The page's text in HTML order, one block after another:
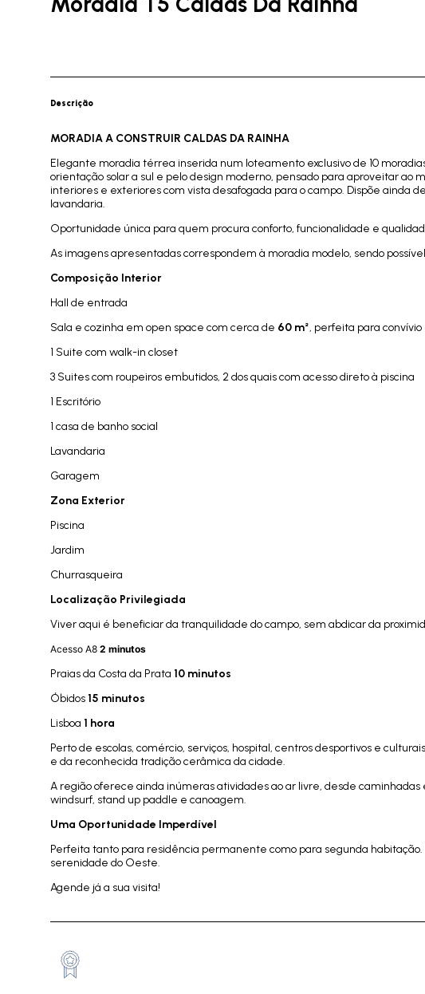
Descrição
MORADIA A CONSTRUIR CALDAS DA RAINHA
Elegante moradia térrea inserida num loteamento exclusivo de 10
orientação solar a sul e pelo design moderno, pensado para aproveitar
interiores e exteriores com vista desafogada para o campo. Dispõe ainda
lavandaria.
Oportunidade única para quem procura conforto, funcionalidade e
As imagens apresentadas correspondem à moradia modelo, sendo
Composição Interior
Hall de entrada
Sala e cozinha em open space com cerca de 60 m², perfeita para
1 Suite com walk-in closet
3 Suites com roupeiros embutidos, 2 dos quais com acesso direto à piscina
1 Escritório
1 casa de banho social
Lavandaria
Garagem
Zona Exterior
Piscina
Jardim
Churrasqueira
Localização Privilegiada
Viver aqui é beneficiar da tranquilidade do campo, sem abdicar da
Acesso A8 2 minutos
Praias da Costa da Prata 10 minutos
Óbidos15 minutos
Lisboa 1 hora
Perto de escolas, comércio, serviços, hospital, centros desportivos e
e da reconhecida tradição cerâmica da cidade.
A região oferece ainda inúmeras atividades ao ar livre, desde caminhadas
windsurf, stand up paddle e canoagem.
Uma Oportunidade Imperdível
Perfeita tanto para residência permanente como para segunda
serenidade do Oeste.
Agende já a sua visita!